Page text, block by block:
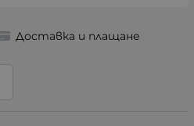
Доставка и плащане